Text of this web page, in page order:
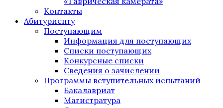
Контакты
Абитуриенту
Поступающим
Информация для поступающих
Списки поступающих
Конкурсные списки
Сведения о зачислении
Программы вступительных испытаний
Бакалавриат
Магистратура